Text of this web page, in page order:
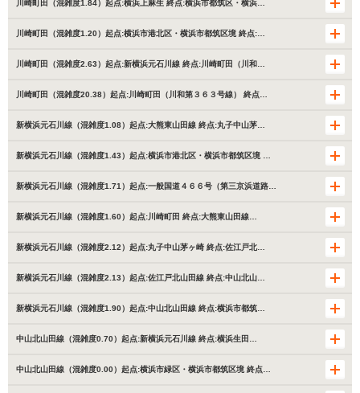
川崎町田（混雑度1.84）起点:横浜上麻生 終点:横浜市都筑区・横浜…
川崎町田（混雑度1.20）起点:横浜市港北区・横浜市都筑区境 終点:…
川崎町田（混雑度2.63）起点:新横浜元石川線 終点:川崎町田（川和…
川崎町田（混雑度20.38）起点:川崎町田（川和第３６３号線） 終点…
新横浜元石川線（混雑度1.08）起点:大熊東山田線 終点:丸子中山茅…
新横浜元石川線（混雑度1.43）起点:横浜市港北区・横浜市都筑区境 …
新横浜元石川線（混雑度1.71）起点:一般国道４６６号（第三京浜道路…
新横浜元石川線（混雑度1.60）起点:川崎町田 終点:大熊東山田線…
新横浜元石川線（混雑度2.12）起点:丸子中山茅ヶ崎 終点:佐江戸北…
新横浜元石川線（混雑度2.13）起点:佐江戸北山田線 終点:中山北山…
新横浜元石川線（混雑度1.90）起点:中山北山田線 終点:横浜市都筑…
中山北山田線（混雑度0.70）起点:新横浜元石川線 終点:横浜生田…
中山北山田線（混雑度0.00）起点:横浜市緑区・横浜市都筑区境 終点…